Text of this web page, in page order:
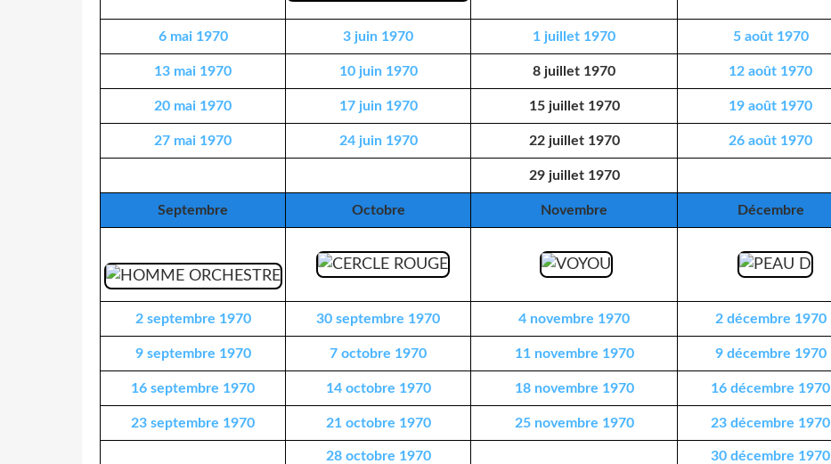
6 mai 1970 3 juin 1970 1 juillet 1970 5 août 1970
13 mai 1970 10 juin 1970 8 juillet 1970 12 août 1970
20 mai 1970 17 juin 1970 15 juillet 1970 19 août 1970
27 mai 1970 24 juin 1970 22 juillet 1970 26 août 1970
29 juillet 1970
Septembre Octobre Novembre Décembre
2 septembre 1970 30 septembre 1970 4 novembre 1970 2 décembre 1970
9 septembre 1970 7 octobre 1970 11 novembre 1970 9 décembre 1970
16 septembre 1970 14 octobre 1970 18 novembre 1970 16 décembre 1970
23 septembre 1970 21 octobre 1970 25 novembre 1970 23 décembre 1970
28 octobre 1970 30 décembre 1970